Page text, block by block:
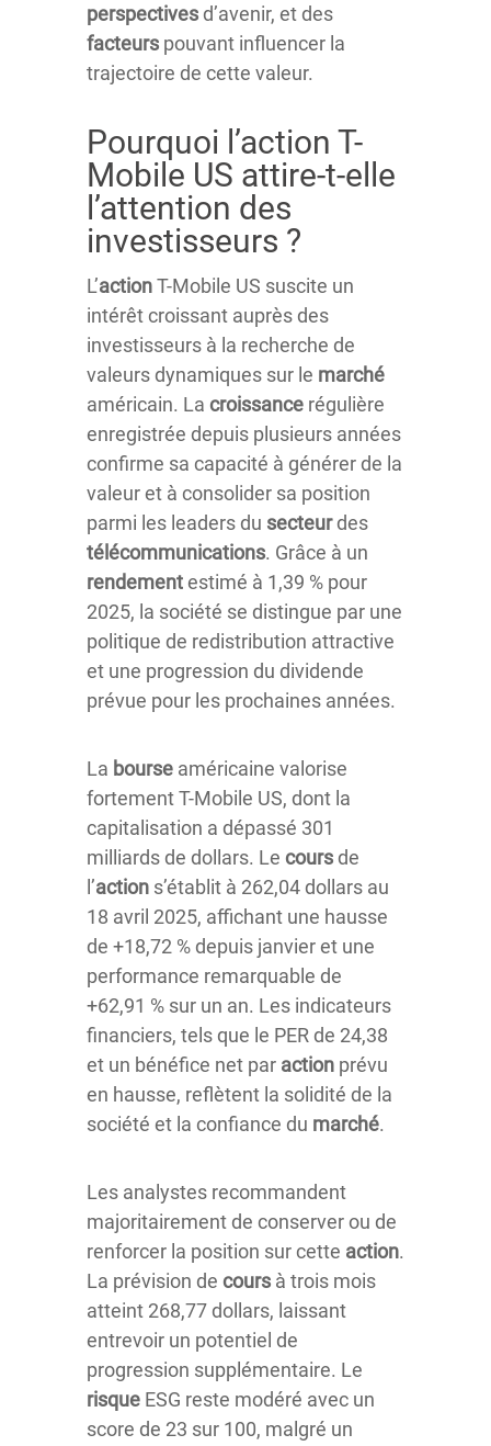
perspectives d’avenir, et des
facteurs pouvant influencer la
trajectoire de cette valeur.
Pourquoi l’action T-
Mobile US attire-t-elle
l’attention des
investisseurs ?
L’actionT-Mobile US suscite un
intérêt croissant auprès des
investisseurs à la recherche de
valeurs dynamiques sur le marché
américain. La croissance régulière
enregistrée depuis plusieurs années
confirme sa capacité à générer de la
valeur et à consolider sa position
parmi les leaders du secteurdes
télécommunications. Grâce à un
rendementestimé à 1,39 % pour
2025, la société se distingue par une
politique de redistribution attractive
et une progression du dividende
prévue pour les prochaines années.
La bourse américaine valorise
fortement T-Mobile US, dont la
capitalisation a dépassé 301
milliards de dollars. Le cours de
l’action s’établit à 262,04 dollars au
18 avril 2025, affichant une hausse
de +18,72 % depuis janvier et une
performance remarquable de
+62,91 % sur un an. Les indicateurs
financiers, tels que le PER de 24,38
et un bénéfice net par action prévu
en hausse, reflètent la solidité de la
société et la confiance du marché.
Les analystes recommandent
majoritairement de conserver ou de
renforcer la position sur cette action.
La prévision de cours à trois mois
atteint 268,77 dollars, laissant
entrevoir un potentiel de
progression supplémentaire. Le
risque ESG reste modéré avec un
score de 23 sur 100, malgré un